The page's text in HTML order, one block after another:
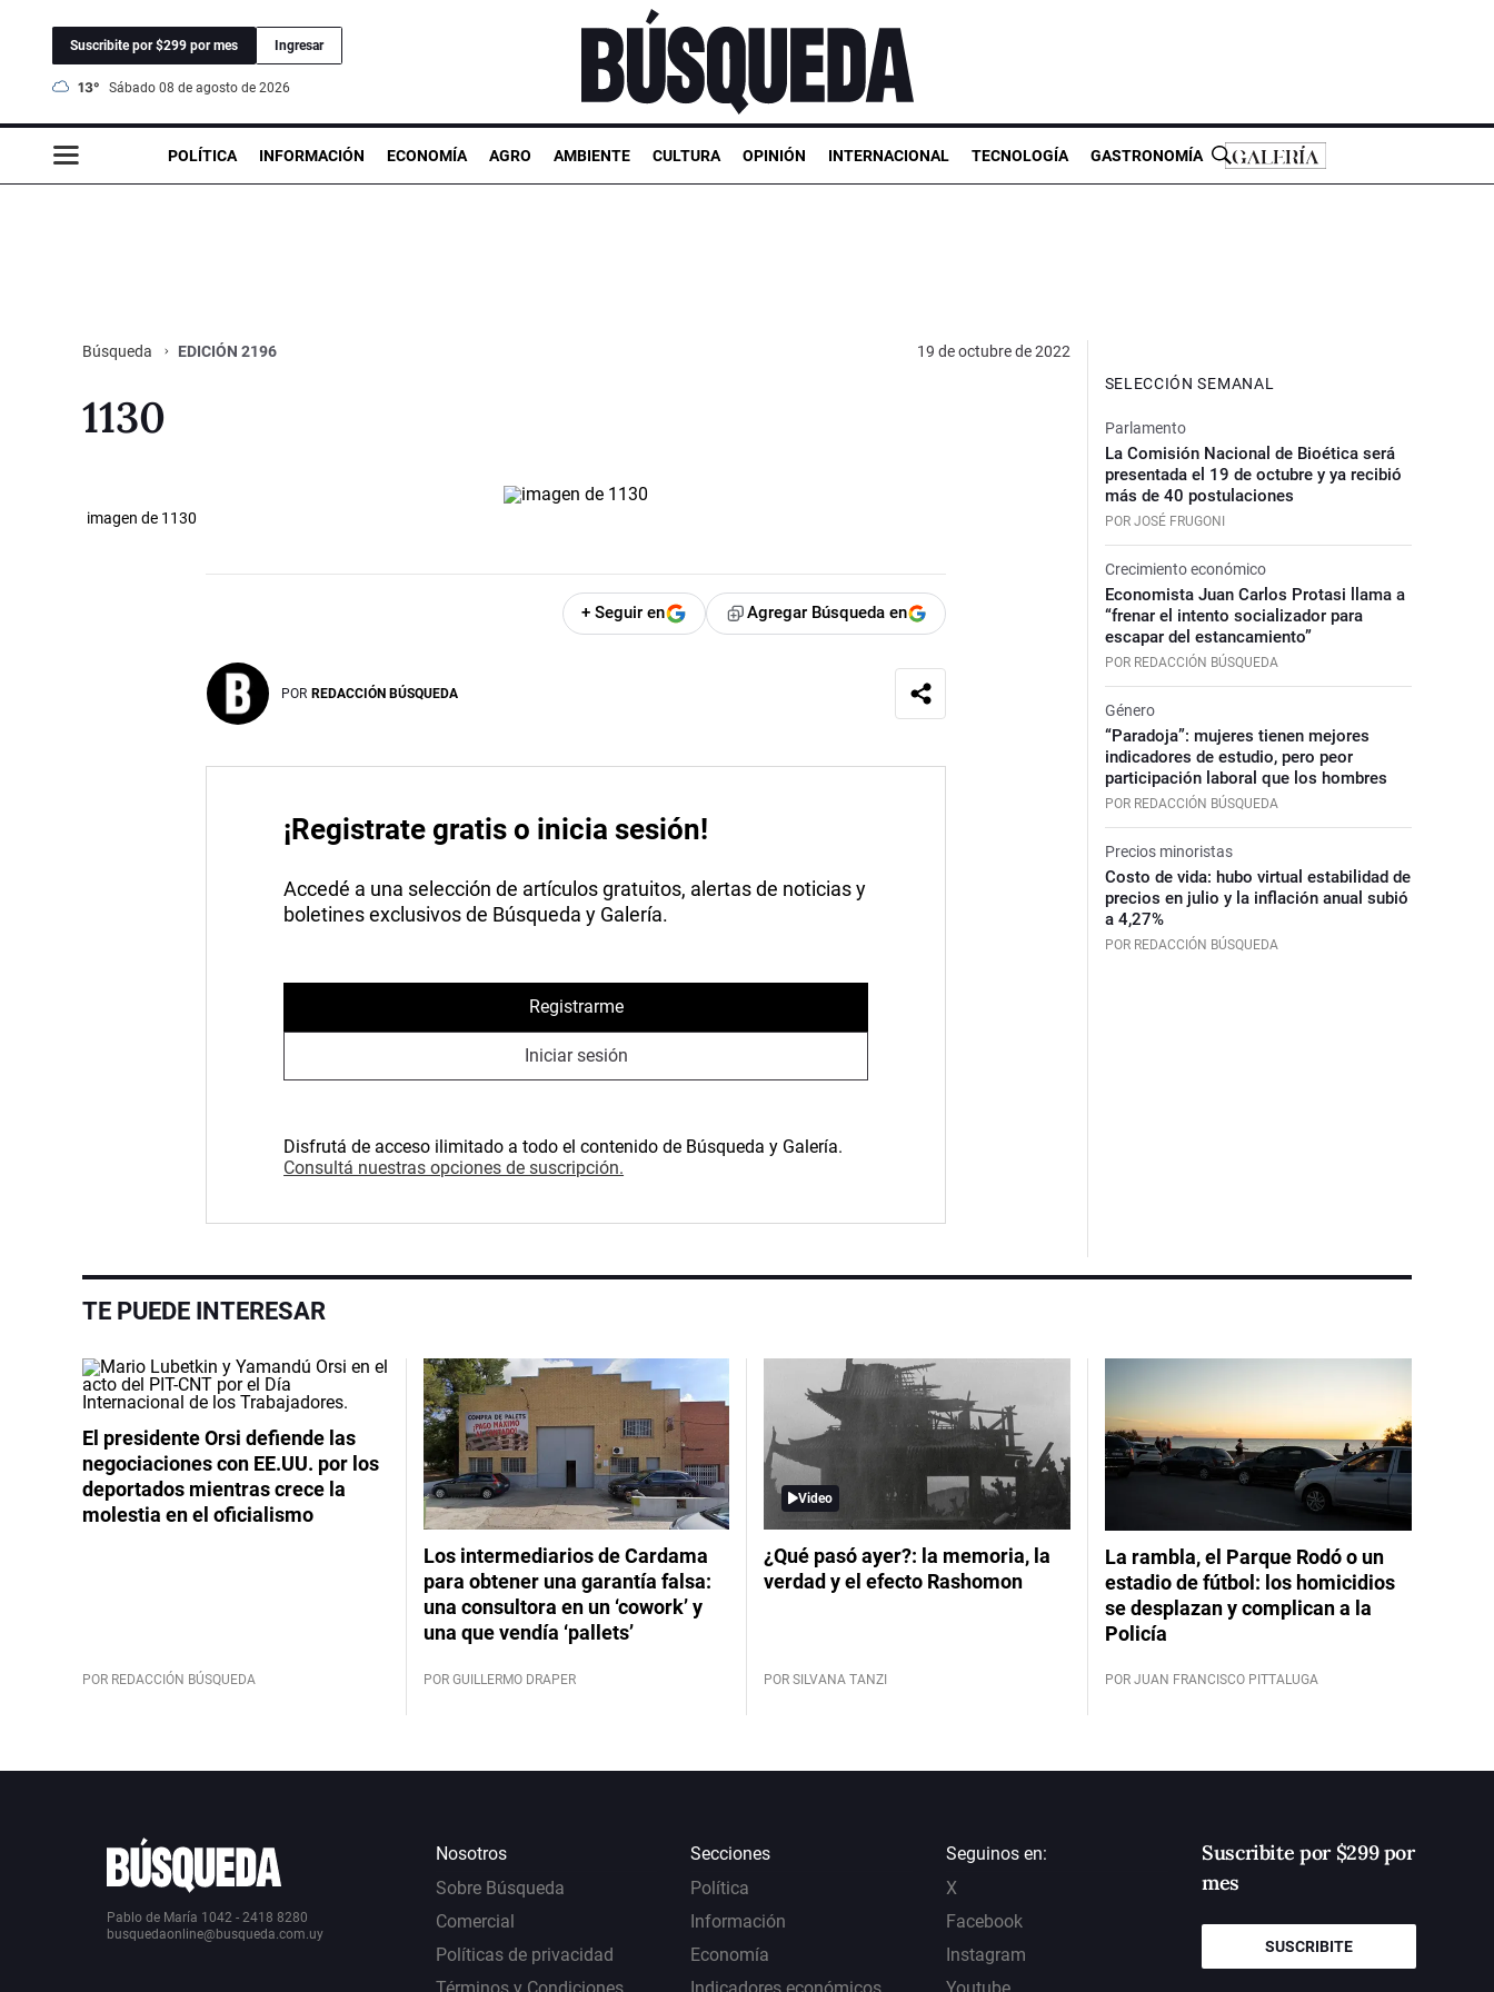
Suscribite por $299 por mes Ingresar
13° sábado 08 de agosto de 2026
POLÍTICA INFORMACIÓN ECONOMÍA AGRO AMBIENTE CULTURA OPINIÓN INTERNACIONAL TECNOLOGÍA GASTRONOMÍA
Búsqueda EDICIÓN 2196 19 de octubre de 2022
1130
imagen de 1130
+ Seguir en Agregar Búsqueda en
POR REDACCIÓN BÚSQUEDA
¡Registrate gratis o inicia sesión!
Accedé a una selección de artículos gratuitos, alertas de noticias y
boletines exclusivos de Búsqueda y Galería.
Registrarme
Iniciar sesión
Disfrutá de acceso ilimitado a todo el contenido de Búsqueda y Galería.
Consultá nuestras opciones de suscripción.
SELECCIÓN SEMANAL
Parlamento
La Comisión Nacional de Bioética será
presentada el 19 de octubre y ya recibió
más de 40 postulaciones
POR JOSÉ FRUGONI
Crecimiento económico
Economista Juan Carlos Protasi llama a
“frenar el intento socializador para
escapar del estancamiento”
POR REDACCIÓN BÚSQUEDA
Género
“Paradoja”: mujeres tienen mejores
indicadores de estudio, pero peor
participación laboral que los hombres
POR REDACCIÓN BÚSQUEDA
Precios minoristas
Costo de vida: hubo virtual estabilidad de
precios en julio y la inflación anual subió
a 4,27%
POR REDACCIÓN BÚSQUEDA
TE PUEDE INTERESAR
El presidente Orsi defiende las
negociaciones con EE.UU. por los
deportados mientras crece la
molestia en el oficialismo
POR REDACCIÓN BÚSQUEDA
Los intermediarios de Cardama
para obtener una garantía falsa:
una consultora en un ‘cowork’ y
una que vendía ‘pallets’
POR GUILLERMO DRAPER
Video
¿Qué pasó ayer?: la memoria, la
verdad y el efecto Rashomon
POR SILVANA TANZI
La rambla, el Parque Rodó o un
estadio de fútbol: los homicidios
se desplazan y complican a la
Policía
POR JUAN FRANCISCO PITTALUGA
Pablo de María 1042 - 2418 8280
busquedaonline@busqueda.com.uy
Nosotros
Sobre Búsqueda
Comercial
Políticas de privacidad
Términos y Condiciones
Secciones
Política
Información
Economía
Indicadores económicos
Seguinos en:
X
Facebook
Instagram
Youtube
Suscribite por $299 por
mes
SUSCRIBITE